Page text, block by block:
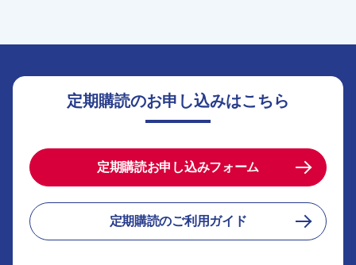
定期購読のお申し込みはこちら
定期購読お申し込みフォーム
定期購読のご利用ガイド